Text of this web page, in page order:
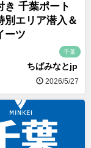
き 千葉ポート
別エリア潜入＆
ーツ
千葉
ちばみなとjp
2026/5/27